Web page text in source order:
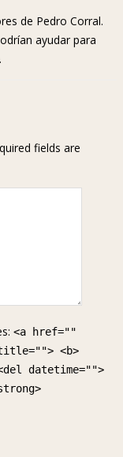
de Pedro Corral.
ayudar para
fields are
<a href=""
<b>
datetime="">